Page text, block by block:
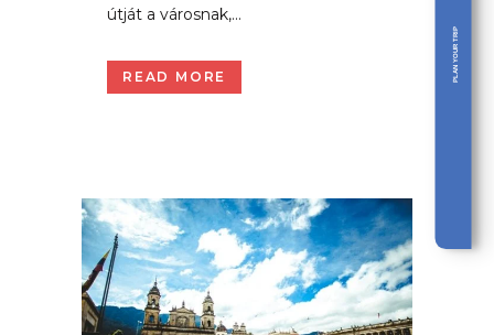
útját a városnak,...
READ MORE PLAN YOUR TRIP